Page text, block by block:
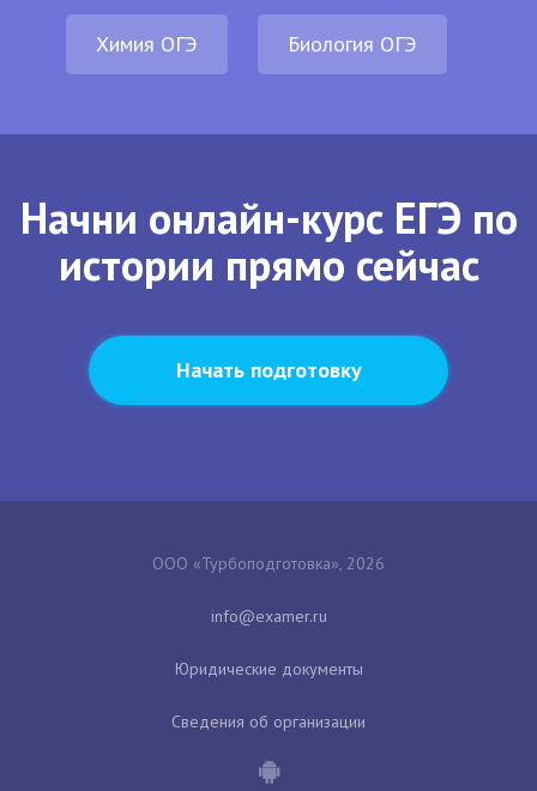
Химия ОГЭ Биология ОГЭ
Начни онлайн-курс ЕГЭ по
истории прямо сейчас
Начать подготовку
ООО «Турбоподготовка», 2026
Юридические документы
Сведения об организации